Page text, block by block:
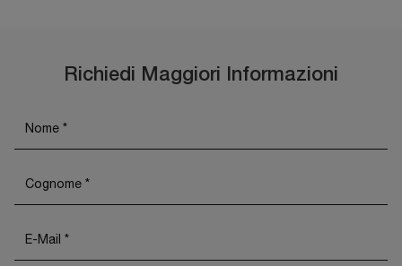
Richiedi Maggiori Informazioni